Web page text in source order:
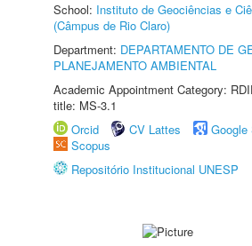
School: Instituto de Geociências e
(Câmpus de Rio Claro)
Department: DEPARTAMENTO DE
PLANEJAMENTO AMBIENTAL
Academic Appointment Category:
title: MS-3.1
Orcid
CV Lattes
Google
Scopus
Repositório Institucional UNESP